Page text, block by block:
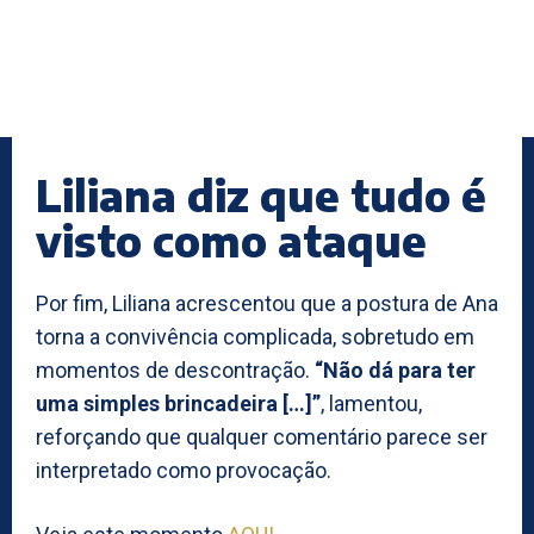
Liliana diz que tudo é
visto como ataque
Por fim, Liliana acrescentou que a postura de Ana
torna a convivência complicada, sobretudo em
momentos de descontração. “Não dá para ter
uma simples brincadeira […]”, lamentou,
reforçando que qualquer comentário parece ser
interpretado como provocação.